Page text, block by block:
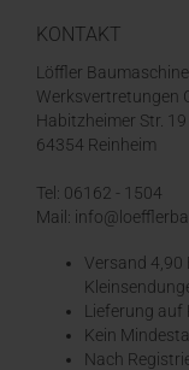
KONTAKT
Löffler
Werksvertretungen
Habitzheimer Str. 19
64354 Reinheim
Tel: 06162 - 1504
Mail:
Versand 4,90
​Lieferung auf
Kein
Nach